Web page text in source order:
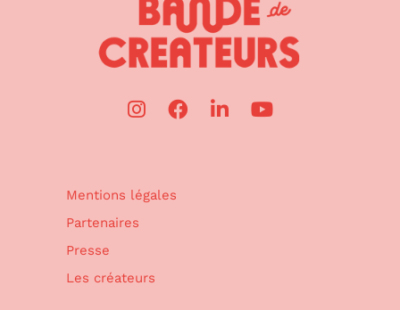
Mentions légales
Partenaires
Presse
Les créateurs